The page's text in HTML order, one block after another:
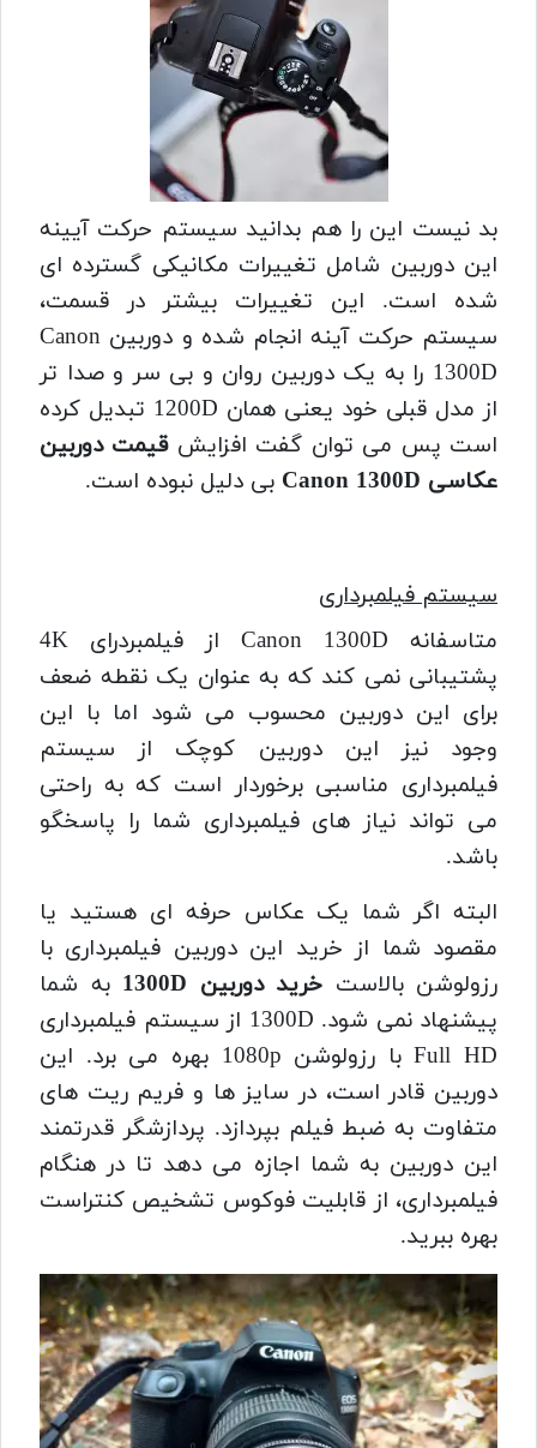
بد نیست این را هم بدانید سیستم حرکت آیینه
این دوربین شامل تغییرات مکانیکی گسترده ای
شده است. این تغییرات بیشتر در قسمت،
سیستم حرکت آینه انجام شده و دوربین Canon
1300D را به یک دوربین روان و بی سر و صدا تر
از مدل قبلی خود یعنی همان 1200D تبدیل کرده
است پس می توان گفت افزایشقیمت دوربین
عکاسی Canon 1300D
بی دلیل نبوده است.
سیستم فیلمبرداری
متاسفانه Canon 1300D از فیلمبردرای 4K
پشتیبانی نمی کند که به عنوان یک نقطه ضعف
برای این دوربین محسوب می شود اما با این
وجود نیز این دوربین کوچک از سیستم
فیلمبرداری مناسبی برخوردار است که به راحتی
می تواند نیاز های فیلمبرداری شما را پاسخگو
باشد.
البته اگر شما یک عکاس حرفه ای هستید یا
مقصود شما از خرید این دوربین فیلمبرداری با
رزولوشن بالاست خرید دوربین 1300D
به شما
پیشنهاد نمی شود. 1300D از سیستم فیلمبرداری
Full HD با رزولوشن 1080p بهره می برد. این
دوربین قادر است، در سایز ها و فریم ریت های
متفاوت به ضبط فیلم بپردازد. پردازشگر قدرتمند
این دوربین به شما اجازه می دهد تا در هنگام
فیلمبرداری، از قابلیت فوکوس تشخیص کنتراست
بهره ببرید.